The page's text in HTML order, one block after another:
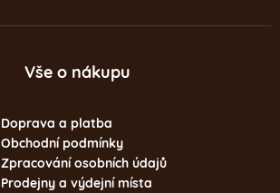
Vše o nákupu
Doprava a platba
Obchodní podmínky
Zpracování osobních údajů
Prodejny a výdejní místa